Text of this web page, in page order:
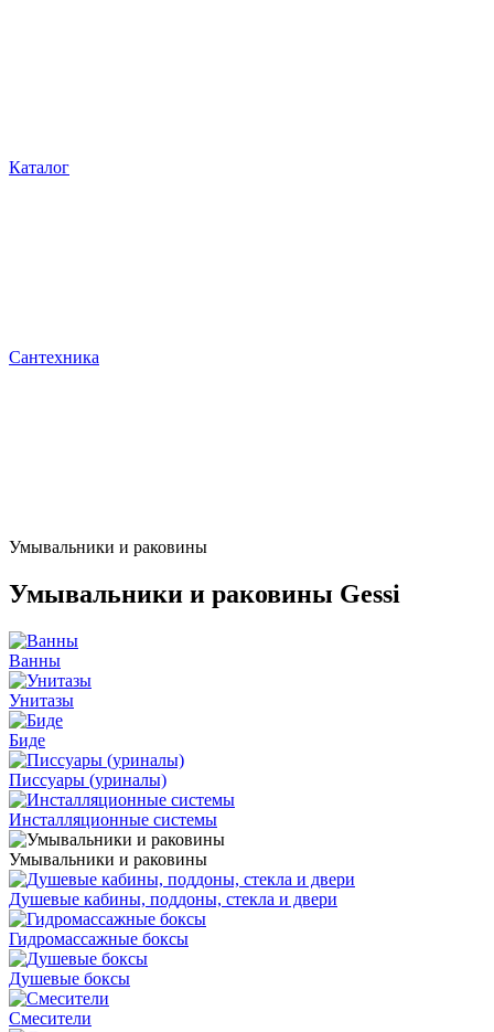
Каталог
Сантехника
Умывальники и раковины
Умывальники и раковины Gessi
Ванны
Унитазы
Биде
Писсуары (уриналы)
Инсталляционные системы
Умывальники и раковины
Душевые кабины, поддоны, стекла и двери
Гидромассажные боксы
Душевые боксы
Смесители